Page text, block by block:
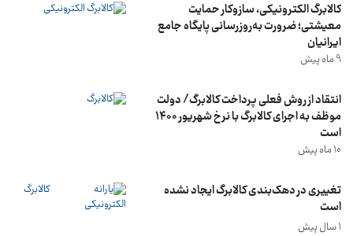
کالابرگ الکترونیکی، سازوکار حمایت
معیشتی؛ ضرورت به‌روزرسانی پایگاه جامع
ایرانیان
9 ماه پیش
انتقاد از روش فعلی پرداخت کالابرگ/ دولت
موظف به اجرای کالابرگ با نرخ شهریور ۱۴۰۰
است
10 ماه پیش
تغییری در دهک‌بندی کالابرگ ایجاد نشده
است
1 سال پیش